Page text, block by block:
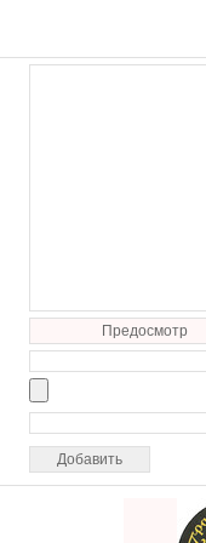
Предосмотр